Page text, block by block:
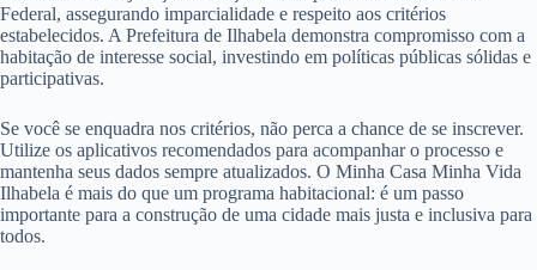
Federal, assegurando imparcialidade e respeito aos critérios
estabelecidos. A Prefeitura de Ilhabela demonstra compromisso com a
habitação de interesse social, investindo em políticas públicas sólidas e
participativas.
Se você se enquadra nos critérios, não perca a chance de se inscrever.
Utilize os aplicativos recomendados para acompanhar o processo e
mantenha seus dados sempre atualizados. O Minha Casa Minha Vida
Ilhabela é mais do que um programa habitacional: é um passo
importante para a construção de uma cidade mais justa e inclusiva para
todos.